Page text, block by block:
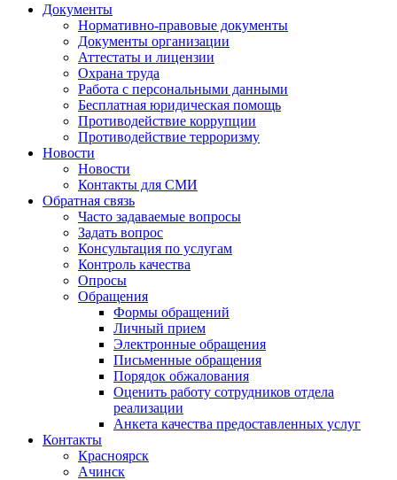
Документы
Нормативно-правовые документы
Документы организации
Аттестаты и лицензии
Охрана труда
Работа с персональными данными
Бесплатная юридическая помощь
Противодействие коррупции
Противодействие терроризму
Новости
Новости
Контакты для СМИ
Обратная связь
Часто задаваемые вопросы
Задать вопрос
Консультация по услугам
Контроль качества
Опросы
Обращения
Формы обращений
Личный прием
Электронные обращения
Письменные обращения
Порядок обжалования
Оценить работу сотрудников отдела
реализации
Анкета качества предоставленных услуг
Контакты
Красноярск
Ачинск